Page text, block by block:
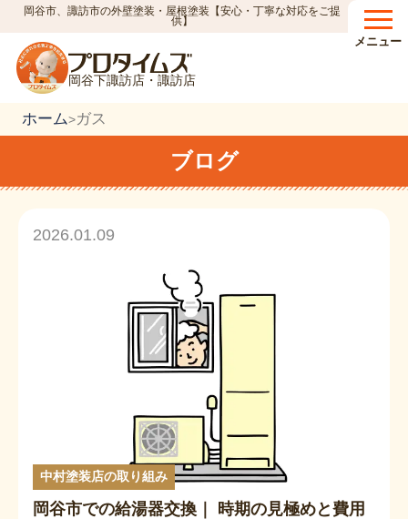
岡谷市、諏訪市の外壁塗装・屋根塗装【安心・丁寧な対応をご提
供】
岡谷下諏訪店・諏訪店
メニュー
ホーム>ガス
ブログ
2026.01.09
中村塗装店の取り組み
岡谷市での給湯器交換｜ 時期の見極めと費用